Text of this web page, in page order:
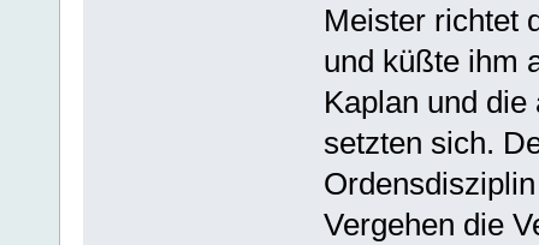
Meister richtet
und küßte ihm
Kaplan und
setzten sich.
Vergehen die